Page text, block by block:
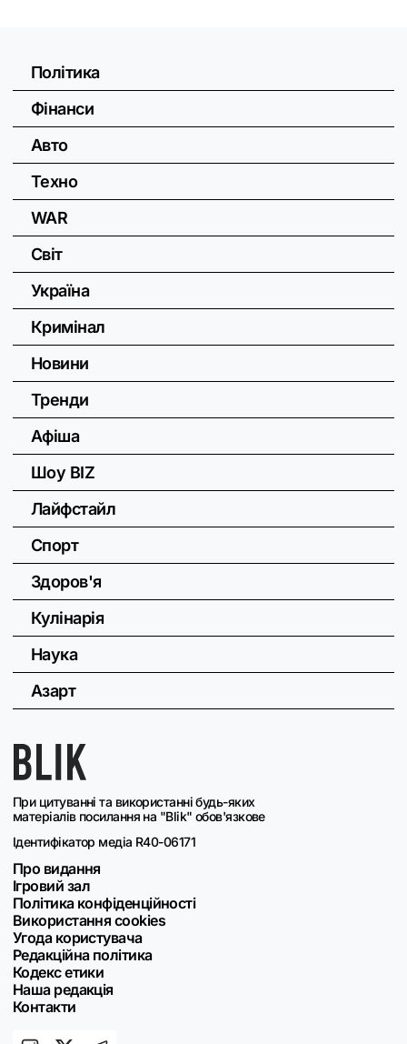
При цитуванні та використанні будь-яких
матеріалів посилання на "Blik" обов'язкове
Ідентифікатор медіа R40-06171
Про видання
Ігровий зал
Політика конфіденційності
Використання cookies
Угода користувача
Редакційна політика
Кодекс етики
Наша редакція
Контакти
Політика
Фінанси
Авто
Техно
WAR
Світ
Україна
Кримінал
Новини
Тренди
Афіша
Шоу BIZ
Лайфстайл
Спорт
Здоров'я
Кулінарія
Наука
Азарт